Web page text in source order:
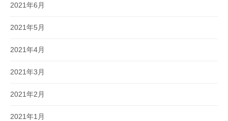
2021年6月
2021年5月
2021年4月
2021年3月
2021年2月
2021年1月